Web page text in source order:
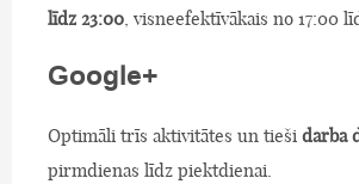
līdz 23:00 , visneefektīvākais no 17:00
Google+
Optimāli trīs aktivitātes un tieši darba
pirmdienas līdz piektdienai.